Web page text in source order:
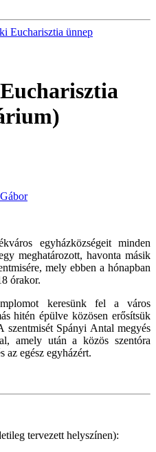
Eucharisztia ünnep
egyházközségeit minden
meghatározott, havonta másik
mely ebben a hónapban
órakor.
keresünk fel a város
hitén épülve közösen erősítsük
szentmisét Spányi Antal megyés
amely után a közös szentóra
az egész egyházért.
tervezett helyszínen):